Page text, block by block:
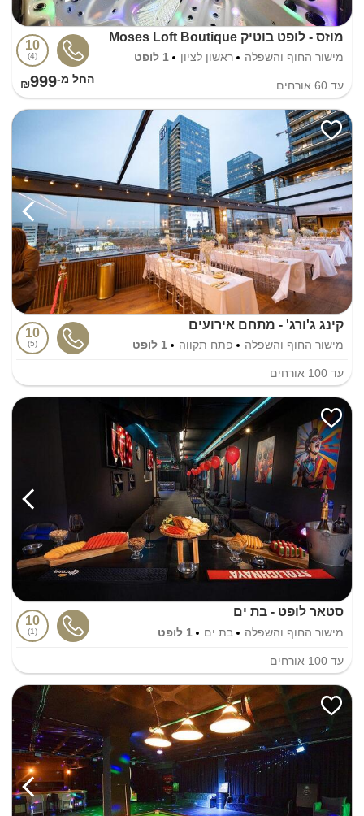
מוזס - לופט בוטיק Moses Loft Boutique
מישור החוף והשפלה ראשון לציון 1 לופט
10
4
עד 60 אורחים החל מ-₪999
קינג ג'ורג' - מתחם אירועים
מישור החוף והשפלה פתח תקווה 1 לופט
10
5
עד 100 אורחים
סטאר לופט - בת ים
מישור החוף והשפלה בת ים 1 לופט
10
1
עד 100 אורחים